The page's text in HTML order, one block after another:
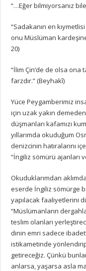
“…Eğer bilmiyorsanız
“Sadakanın en
onu Müslüman
20)
“İlim Çin’de de olsa
farzdır.” (Beyhakî)
Yüce Peygamberimiz
için uzak yakın
düşmanları kafamızı
yıllarımda okuduğum
denizcinin hatıralarını
“İngiliz sömürü ajanları
Okuduklarımdan
eserde İngiliz sömürge
yapılacak faaliyetlerini
“Müslümanların
teslim olanları
dinin emri sadece
istikametinde
getireceğiz. Çünkü
anlarsa, yaşarsa asla